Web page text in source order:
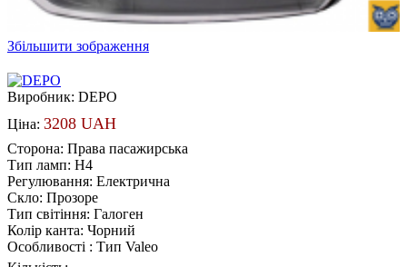
Збільшити зображення
Виробник: DEPO
Ціна: 3208 UAH
Сторона: Права пасажирська
Тип ламп: H4
Регулювання: Електрична
Скло: Прозоре
Тип світіння: Галоген
Колір канта: Чорний
Особливості : Тип Valeo